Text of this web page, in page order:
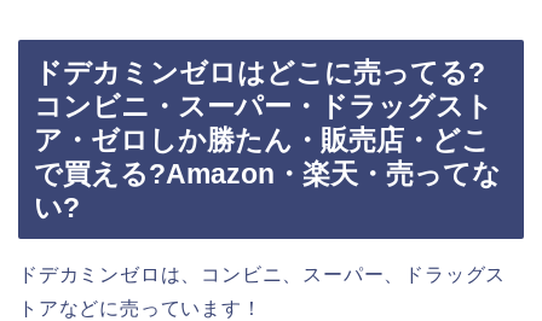
ドデカミンゼロはどこに売ってる?
コンビニ・スーパー・ドラッグスト
ア・ゼロしか勝たん・販売店・どこ
で買える?Amazon・楽天・売ってな
い?
ドデカミンゼロは、コンビニ、スーパー、ドラッグス
トアなどに売っています！